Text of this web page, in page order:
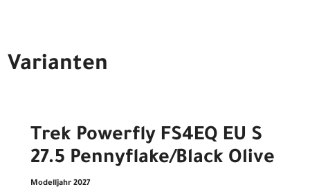
Varianten
Trek Powerfly FS4EQ EU S
27.5 Pennyflake/Black Olive
Modelljahr 2027